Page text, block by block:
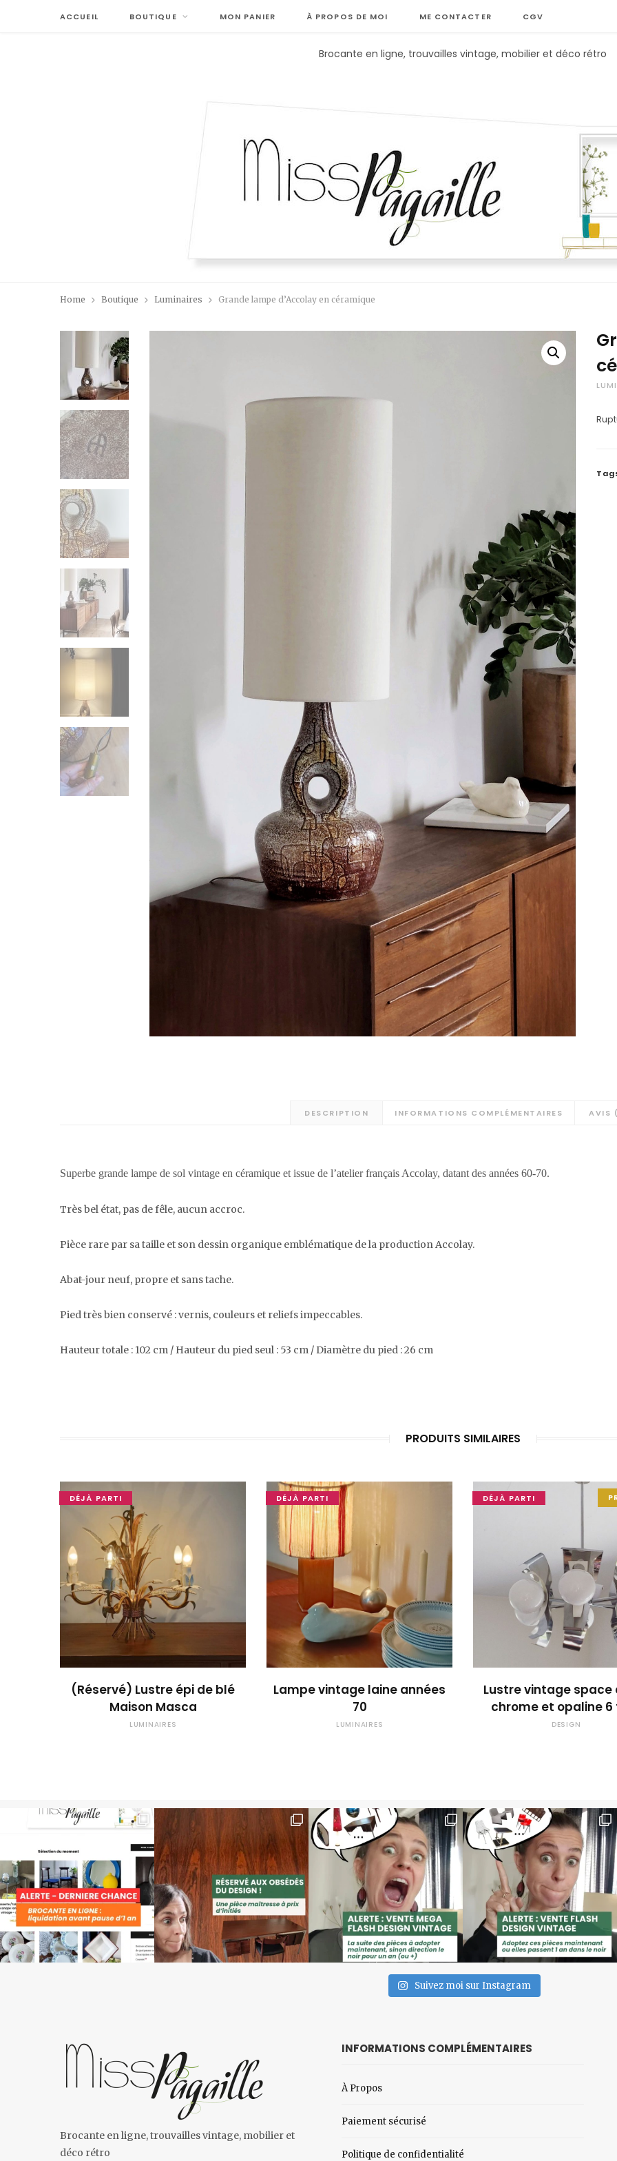
ACCUEIL BOUTIQUE MON PANIER À PROPOS DE MOI ME CONTACTER CGV
Brocante en ligne, trouvailles vintage, mobilier et déco rétro
Home Boutique Luminaires Grande lampe d’Accolay en céramique
DESCRIPTION INFORMATIONS COMPLÉMENTAIRES AVIS
Superbe grande lampe de sol vintage en céramique et issue de l’atelier français Accolay, datant des années 60-70.
Très bel état, pas de fêle, aucun accroc.
Pièce rare par sa taille et son dessin organique emblématique de la production Accolay.
Abat-jour neuf, propre et sans tache.
Pied très bien conservé : vernis, couleurs et reliefs impeccables.
Hauteur totale : 102 cm / Hauteur du pied seul : 53 cm / Diamètre du pied : 26 cm
PRODUITS SIMILAIRES
DÉJÀ PARTI
OUPS... TROP TARD !
(Réservé) Lustre épi de blé
Maison Masca
LUMINAIRES
DÉJÀ PARTI
Lampe vintage laine années
70
LUMINAIRES
DÉJÀ PARTI
Lustre vintage space
chrome et opaline 6
DESIGN
Suivez moi sur Instagram
Brocante en ligne, trouvailles vintage, mobilier et
déco rétro
INFORMATIONS COMPLÉMENTAIRES
À Propos
Paiement sécurisé
Politique de confidentialité